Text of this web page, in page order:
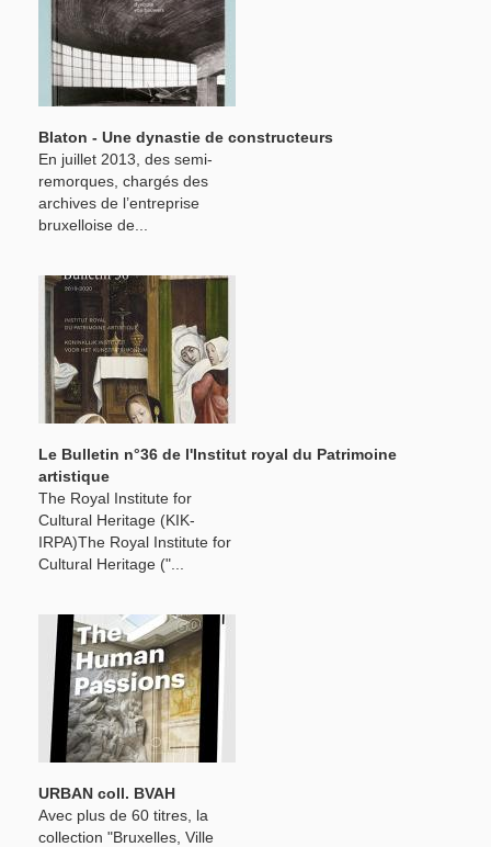
Blaton - Une dynastie de constructeurs
En juillet 2013, des semi-
remorques, chargés des
archives de l’entreprise
bruxelloise de...
Le Bulletin n°36 de l'Institut royal du Patrimoine
artistique
The Royal Institute for
Cultural Heritage (KIK-
IRPA)The Royal Institute for
Cultural Heritage ("...
URBAN coll. BVAH
Avec plus de 60 titres, la
collection "Bruxelles, Ville